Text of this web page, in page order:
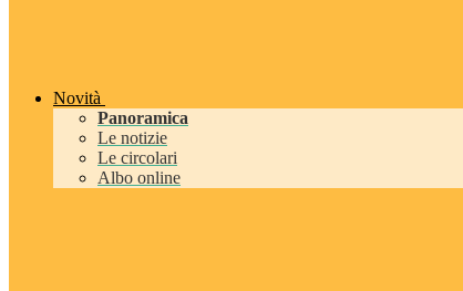
Novità
Panoramica
Le notizie
Le circolari
Albo online